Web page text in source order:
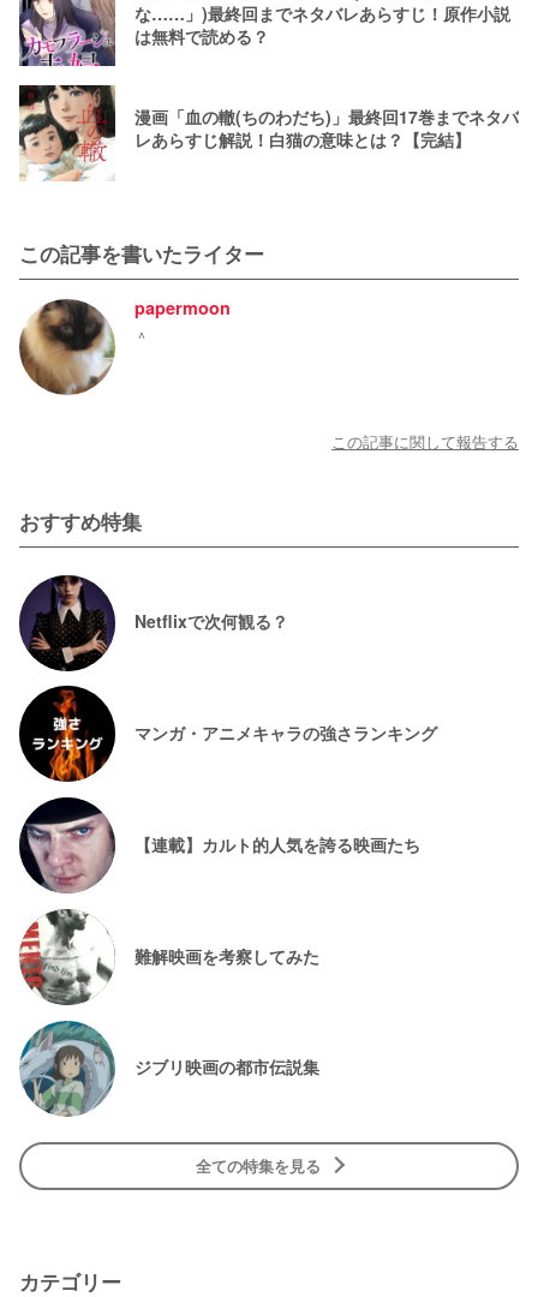
な……」)最終回までネタバレあらすじ！原作小説
は無料で読める？
漫画「血の轍(ちのわだち)」最終回17巻までネタバ
レあらすじ解説！白猫の意味とは？【完結】
この記事を書いたライター
papermoon
＾
この記事に関して報告する
おすすめ特集
Netflixで次何観る？
マンガ・アニメキャラの強さランキング
【連載】カルト的人気を誇る映画たち
難解映画を考察してみた
ジブリ映画の都市伝説集
全ての特集を見る
カテゴリー